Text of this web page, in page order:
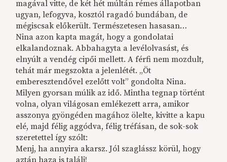
magával vitte, de két hét múltán rémes állapotban
ugyan, lefogyva, kosztól ragadó bundában, de
mégiscsak előkerült. Természetesen hasasan…
Nina azon kapta magát, hogy a gondolatai
elkalandoznak. Abbahagyta a levélolvasást, és
elnyúlt a vendég cipői mellett. A férfi nem mozdult,
tehát már megszokta a jelenlétét. „Öt
emberesztendővel ezelőtt volt” gondolta Nina.
Milyen gyorsan múlik az idő. Mintha tegnap történt
volna, olyan világosan emlékezett arra, amikor
asszonya gyöngéden magához ölelte, kivitte a kapu
elé, majd félig aggódva, félig tréfásan, de sok-sok
szeretettel így szólt:
Menj, ha annyira akarsz. Jól szaglássz körül, hogy
aztán haza is találj!